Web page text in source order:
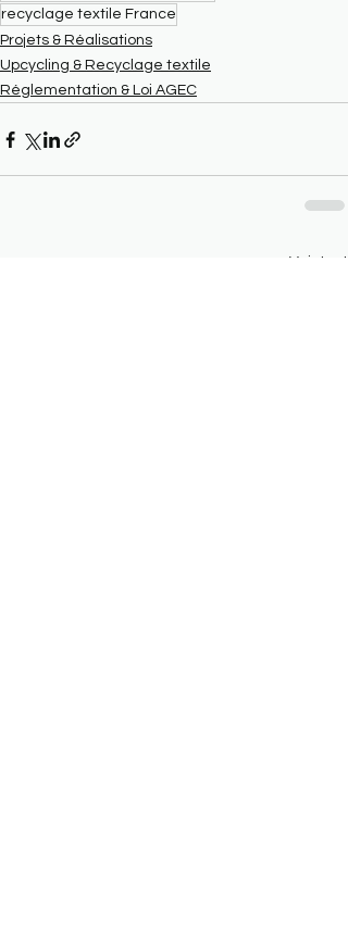
recyclage textile France
Projets & Réalisations
Upcycling & Recyclage textile
Réglementation & Loi AGEC
Voir tout